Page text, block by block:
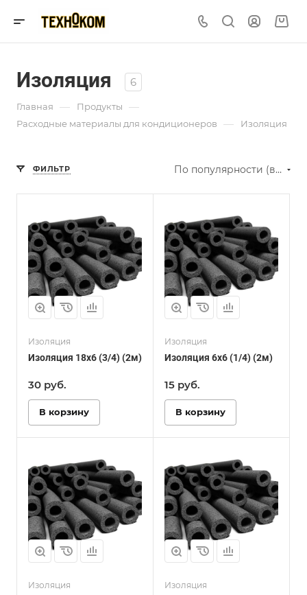
Изоляция 6
Главная — Продукты —
Расходные материалы для кондиционеров — Изоляция
ФИЛЬТР По популярности (возрастание)
Изоляция
Изоляция 18х6 (3/4) (2м)
30 руб.
В корзину
Изоляция
Изоляция 6х6 (1/4) (2м)
15 руб.
В корзину
Изоляция Изоляция